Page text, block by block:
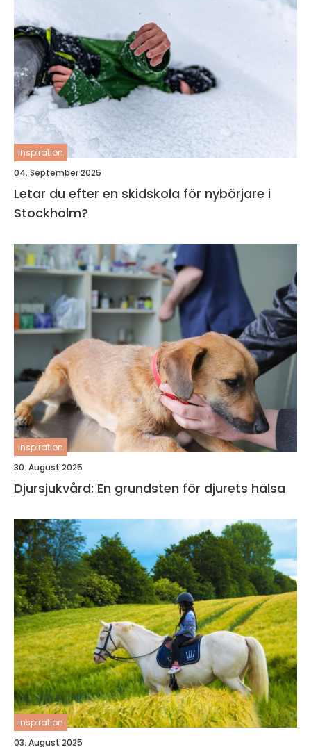
inspiration
04. September 2025
Letar du efter en skidskola för nybörjare i
Stockholm?
inspiration
30. August 2025
Djursjukvård: En grundsten för djurets hälsa
inspiration
03. August 2025